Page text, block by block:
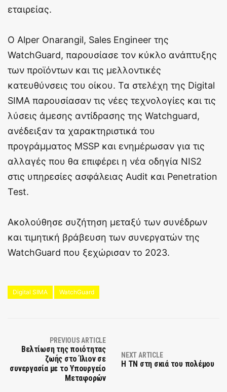
εταιρείας.
Ο Alper Onarangil, Sales Engineer της
WatchGuard, παρουσίασε τον κύκλο ανάπτυξης
των προϊόντων και τις μελλοντικές
κατευθύνσεις του οίκου. Τα στελέχη της Digital
SIMA παρουσίασαν τις νέες τεχνολογίες και τις
λύσεις άμεσης αντίδρασης της Watchguard,
ανέδειξαν τα χαρακτηριστικά του
προγράμματος MSSP και ενημέρωσαν για τις
αλλαγές που θα επιφέρει η νέα οδηγία NIS2
στις υπηρεσίες ασφάλειας Audit και Penetration
Test.
Ακολούθησε συζήτηση μεταξύ των συνέδρων
και τιμητική βράβευση των συνεργατών της
WatchGuard που ξεχώρισαν το 2023.
Digital SIMA WatchGuard
PREVIOUS ARTICLE
Βελτίωση της ποιότητας
ζωής στο Ίλιον σε
συνεργασία με το Υπουργείο
Μεταφορών
NEXT ARTICLE
Η ΤΝ στη σκιά του πολέμου